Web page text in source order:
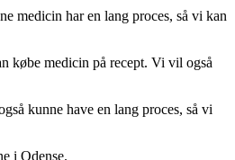
medicin har en lang proces, så vi kan
købe medicin på recept. Vi vil også
kunne have en lang proces, så vi
i Odense.